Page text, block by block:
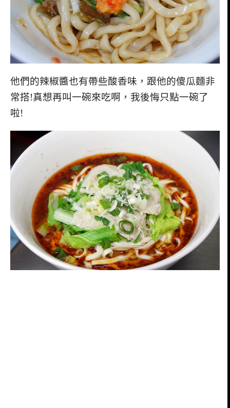
他們的辣椒醬也有帶些酸香味，跟他的傻瓜麵非
常搭!真想再叫一碗來吃啊，我後悔只點一碗了
啦!